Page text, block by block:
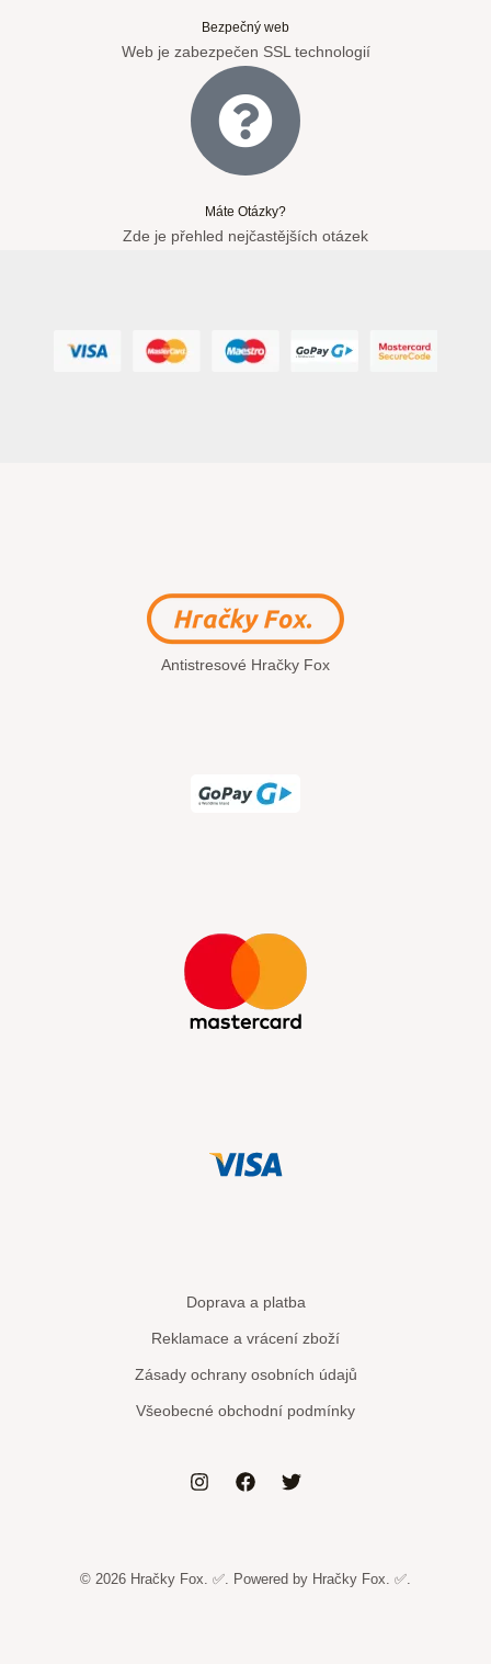
Bezpečný web
Web je zabezpečen SSL technologií
Máte Otázky?
Zde je přehled nejčastějších otázek
Antistresové Hračky Fox
Doprava a platba
Reklamace a vrácení zboží
Zásady ochrany osobních údajů
Všeobecné obchodní podmínky
© 2026 Hračky Fox. ✅. Powered by Hračky Fox. ✅.